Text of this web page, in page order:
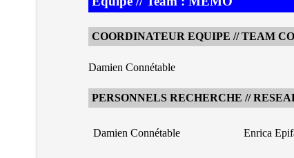
COORDINATEUR EQUIPE // TEAM
Damien Connétable
PERSONNELS RECHERCHE //
Damien Connétable Enrica